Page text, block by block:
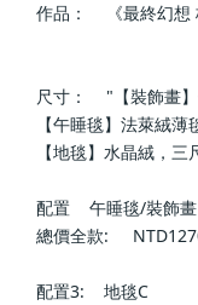
作品：    《最終
尺寸：    "【裝飾畫
【午睡毯】法萊絨
【地毯】水晶絨
配置    午
總價全款:
配置3: